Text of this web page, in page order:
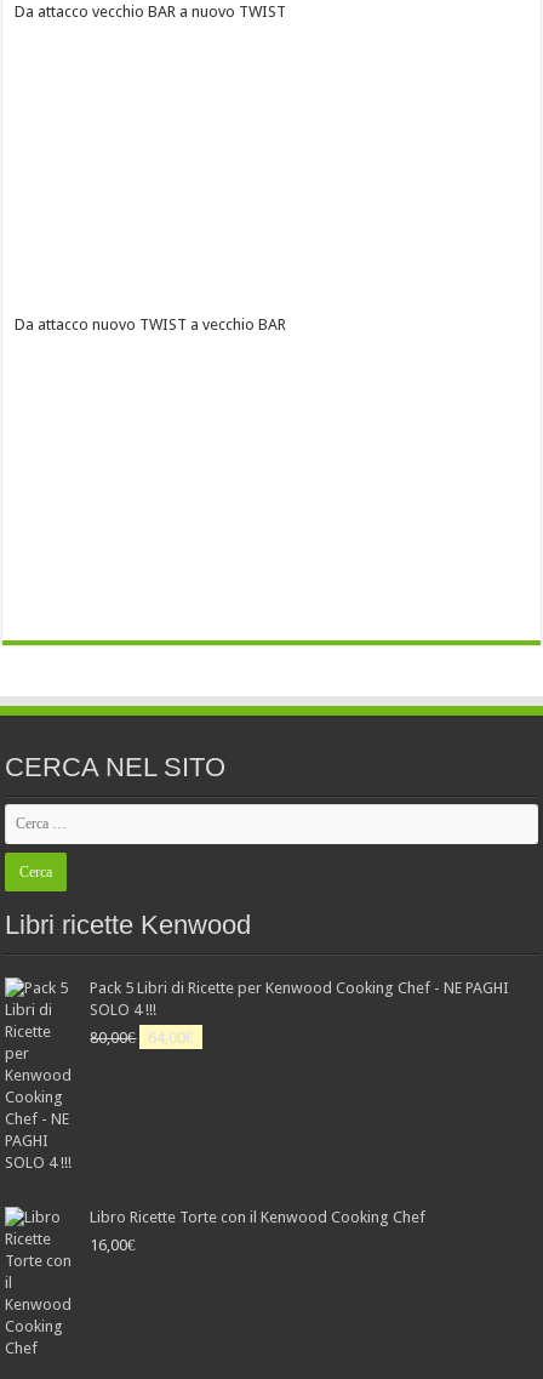
Da attacco vecchio BAR a nuovo TWIST
Da attacco nuovo TWIST a vecchio BAR
CERCA NEL SITO
Libri ricette Kenwood
Pack 5 Libri di Ricette per Kenwood Cooking Chef - NE PAGHI
SOLO 4 !!!
80,00€ 64,00€
Libro Ricette Torte con il Kenwood Cooking Chef
16,00€